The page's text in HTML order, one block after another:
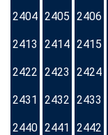
2404 2405 2406
2413 2414 2415
2422 2423 2424
2431 2432 2433
2440 2441 2442